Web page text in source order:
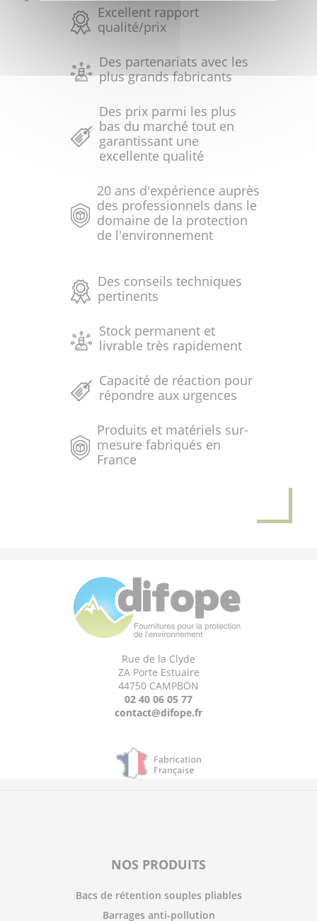
Excellent rapport
qualité/prix
Des partenariats avec les
plus grands fabricants
Des prix parmi les plus
bas du marché tout en
garantissant une
excellente qualité
20 ans d'expérience auprès
des professionnels dans le
domaine de la protection
de l'environnement
Des conseils techniques
pertinents
Stock permanent et
livrable très rapidement
Capacité de réaction pour
répondre aux urgences
Produits et matériels sur-
mesure fabriqués en
France
Rue de la Clyde
ZA Porte Estuaire
44750 CAMPBON
02 40 06 05 77
contact@difope.fr
NOS PRODUITS
Bacs de rétention souples pliables
Barrages anti-pollution